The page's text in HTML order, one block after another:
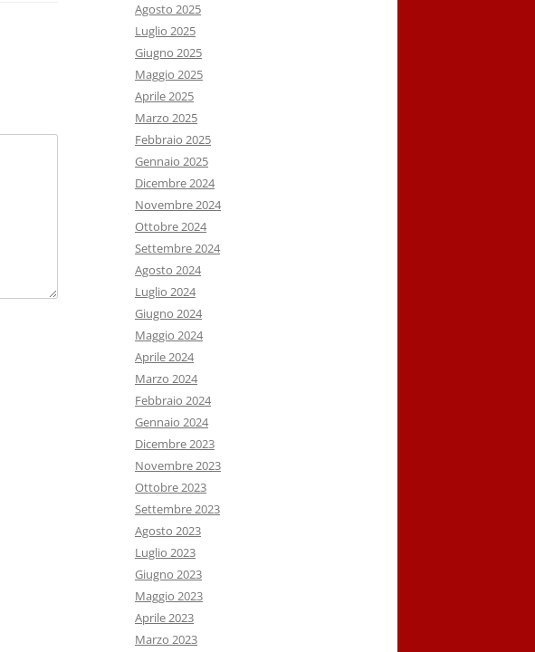
Agosto 2025
Luglio 2025
Giugno 2025
Maggio 2025
Aprile 2025
Marzo 2025
Febbraio 2025
Gennaio 2025
Dicembre 2024
Novembre 2024
Ottobre 2024
Settembre 2024
Agosto 2024
Luglio 2024
Giugno 2024
Maggio 2024
Aprile 2024
Marzo 2024
Febbraio 2024
Gennaio 2024
Dicembre 2023
Novembre 2023
Ottobre 2023
Settembre 2023
Agosto 2023
Luglio 2023
Giugno 2023
Maggio 2023
Aprile 2023
Marzo 2023